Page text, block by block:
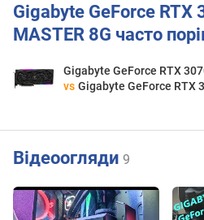
Gigabyte GeForce RTX
MASTER 8G часто
Gigabyte GeForce RTX
vs Gigabyte GeForce RTX
Відеоогляди 9